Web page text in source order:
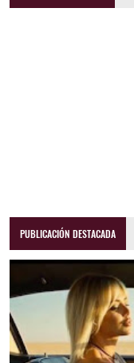
PUBLICACIÓN DESTACADA